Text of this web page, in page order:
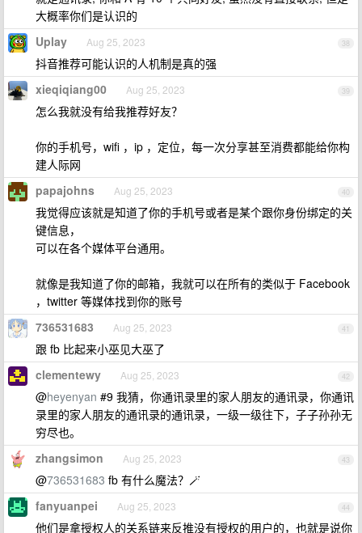
大概率你们是认识的
38
Uplay Aug 25, 2023
抖音推荐可能认识的人机制是真的强
39
xieqiqiang00 Aug 25, 2023
怎么我就没有给我推荐好友？
你的手机号，wifi ，ip ，定位，每一次分享甚至消费都能给你构
建人际网
40
papajohns Aug 25, 2023
我觉得应该就是知道了你的手机号或者是某个跟你身份绑定的关
键信息，
可以在各个媒体平台通用。
就像是我知道了你的邮箱，我就可以在所有的类似于 Facebook
，twitter 等媒体找到你的账号
41
736531683 Aug 25, 2023
跟 fb 比起来小巫见大巫了
42
clementewy Aug 25, 2023
@heyenyan #9 我猜，你通讯录里的家人朋友的通讯录，你通讯
录里的家人朋友的通讯录的通讯录，一级一级往下，子子孙孙无
穷尽也。
43
zhangsimon Aug 25, 2023
@736531683 fb 有什么魔法？🪄
44
fanyuanpei Aug 25, 2023
他们是拿授权人的关系链来反推没有授权的用户的，也就是说你